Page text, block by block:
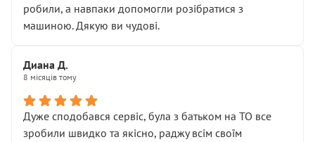
робили, а навпаки допомогли розібратися з
машиною. Дякую ви чудові.
Диана Д.
8 місяців тому
Дуже сподобався сервіс, була з батьком на ТО все
зробили швидко та якісно, раджу всім своїм